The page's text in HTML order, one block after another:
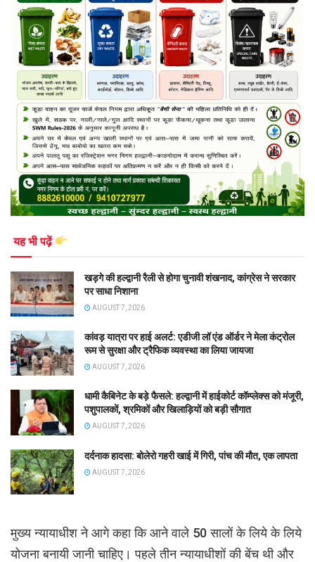
यह भी पढ़ें
खड़गे की हल्द्वानी रैली से होगा चुनावी शंखनाद, कांग्रेस ने सरकार
पर साधा निशाना
AUGUST 7, 2026
कांवड़ यात्रा पर हाई अलर्ट: एडीजी लॉ एंड ऑर्डर ने मेला कंट्रोल
रूम से सुरक्षा और ट्रैफिक व्यवस्था का लिया जायजा
AUGUST 7, 2026
धामी कैबिनेट के बड़े फैसले: हल्द्वानी में हाईकोर्ट कॉम्प्लेक्स को मंजूरी,
पशुपालकों, श्रमिकों और खिलाड़ियों को बड़ी सौगात
AUGUST 7, 2026
दर्दनाक हादसा: बोलेरो गहरी खाई में गिरी, पांच की मौत, एक लापता
AUGUST 7, 2026
मुख्य न्यायाधीश ने आगे कहा कि आने वाले 50 सालों के लिये के लिये
योजना बनायी जानी चाहिए। पहले तीन न्यायाधीशों की बेंच थी और